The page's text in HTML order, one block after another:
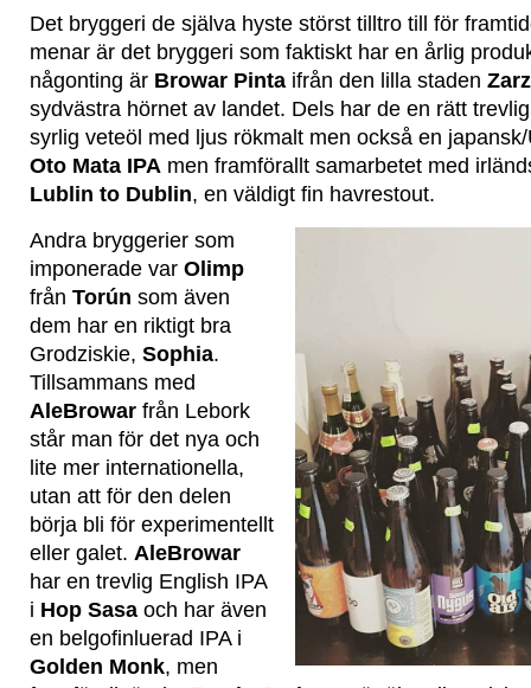
Det bryggeri de själva hyste störst tilltro till för
menar är det bryggeri som faktiskt har en årlig
någonting är Browar Pinta ifrån den lilla staden
sydvästra hörnet av landet. Dels har de en rätt
syrlig veteöl med ljus rökmalt men också en
Oto Mata IPA men framförallt samarbetet med
Lublin to Dublin, en väldigt fin havrestout.
Andra bryggerier som
imponerade var Olimp
från Torún som även
dem har en riktigt bra
Grodziskie, Sophia.
Tillsammans med
AleBrowar från Lebork
står man för det nya och
lite mer internationella,
utan att för den delen
börja bli för experimentellt
eller galet. AleBrowar
har en trevlig English IPA
i Hop Sasa och har även
en belgofinluerad IPA i
Golden Monk, men